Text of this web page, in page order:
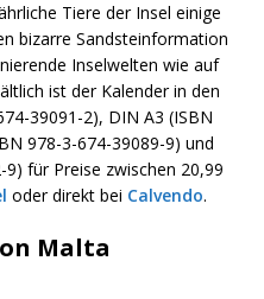
Tiere der Insel einige
bizarre Sandsteinformation
Inselwelten wie auf
ist der Kalender in den
39091-2), DIN A3 (ISBN
978-3-674-39089-9) und
für Preise zwischen 20,99
oder direkt bei Calvendo.
Malta